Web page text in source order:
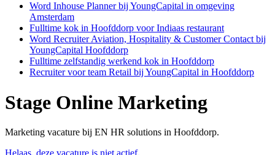
Word Inhouse Planner bij YoungCapital in omgeving
Amsterdam
Fulltime kok in Hoofddorp voor Indiaas restaurant
Word Recruiter Aviation, Hospitality & Customer Contact bij
YoungCapital Hoofddorp
Fulltime zelfstandig werkend kok in Hoofddorp
Recruiter voor team Retail bij YoungCapital in Hoofddorp
Stage Online Marketing
Marketing vacature bij EN HR solutions in Hoofddorp.